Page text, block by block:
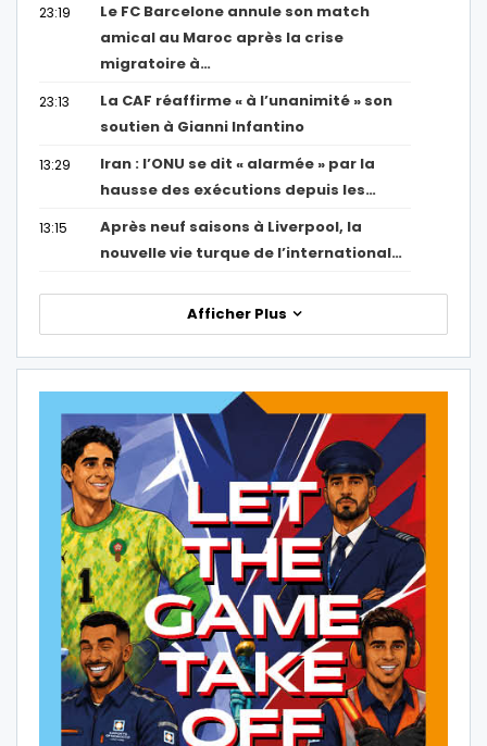
23:19
Le FC Barcelone annule son match
amical au Maroc après la crise
migratoire à…
23:13
La CAF réaffirme « à l’unanimité » son
soutien à Gianni Infantino
13:29
Iran : l’ONU se dit « alarmée » par la
hausse des exécutions depuis les…
13:15
Après neuf saisons à Liverpool, la
nouvelle vie turque de l’international…
Afficher Plus